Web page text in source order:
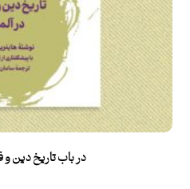
در باب تاریخ دین و